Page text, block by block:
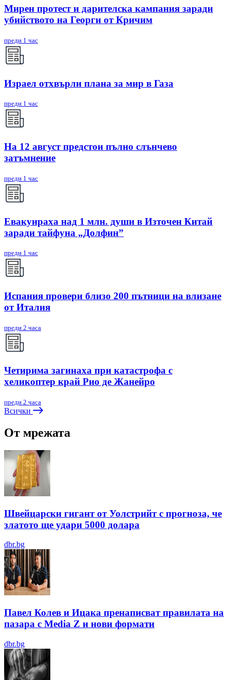
Мирен протест и дарителска кампания заради
убийството на Георги от Кричим
преди 1 час
Израел отхвърли плана за мир в Газа
преди 1 час
На 12 август предстои пълно слънчево
затъмнение
преди 1 час
Евакуираха над 1 млн. души в Източен Китай
заради тайфуна „Долфин”
преди 1 час
Испания провери близо 200 пътници на влизане
от Италия
преди 2 часа
Четирима загинаха при катастрофа с
хеликоптер край Рио де Жанейро
преди 2 часа
Всички
От мрежата
Швейцарски гигант от Уолстрийт с прогноза, че
златото ще удари 5000 долара
dbr.bg
Павел Колев и Ицака пренаписват правилата на
пазара с Media Z и нови формати
dbr.bg